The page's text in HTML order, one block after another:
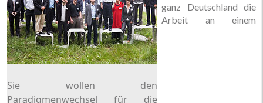
Sie wollen den
Paradigmenwechsel für die
ganz Deutschland die
Arbeit an einem